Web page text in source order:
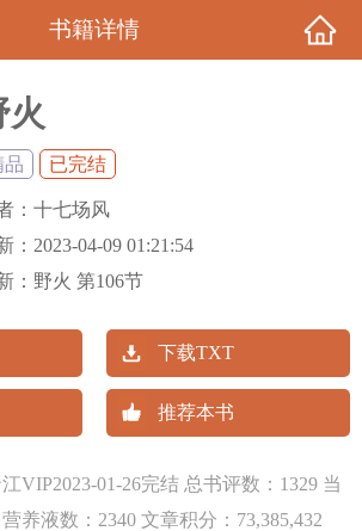
书籍详情
火
品 已完结
： 十七场风
： 2023-04-09 01:21:54
： 野火 第106节
下载TXT
推荐本书
VIP2023-01-26完结 总书评数：1329 当
养液数：2340 文章积分：73,385,432